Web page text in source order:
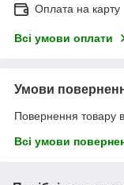
Оплата на карту
Всі умови оплати
Умови
Повернення товару
Всі умови